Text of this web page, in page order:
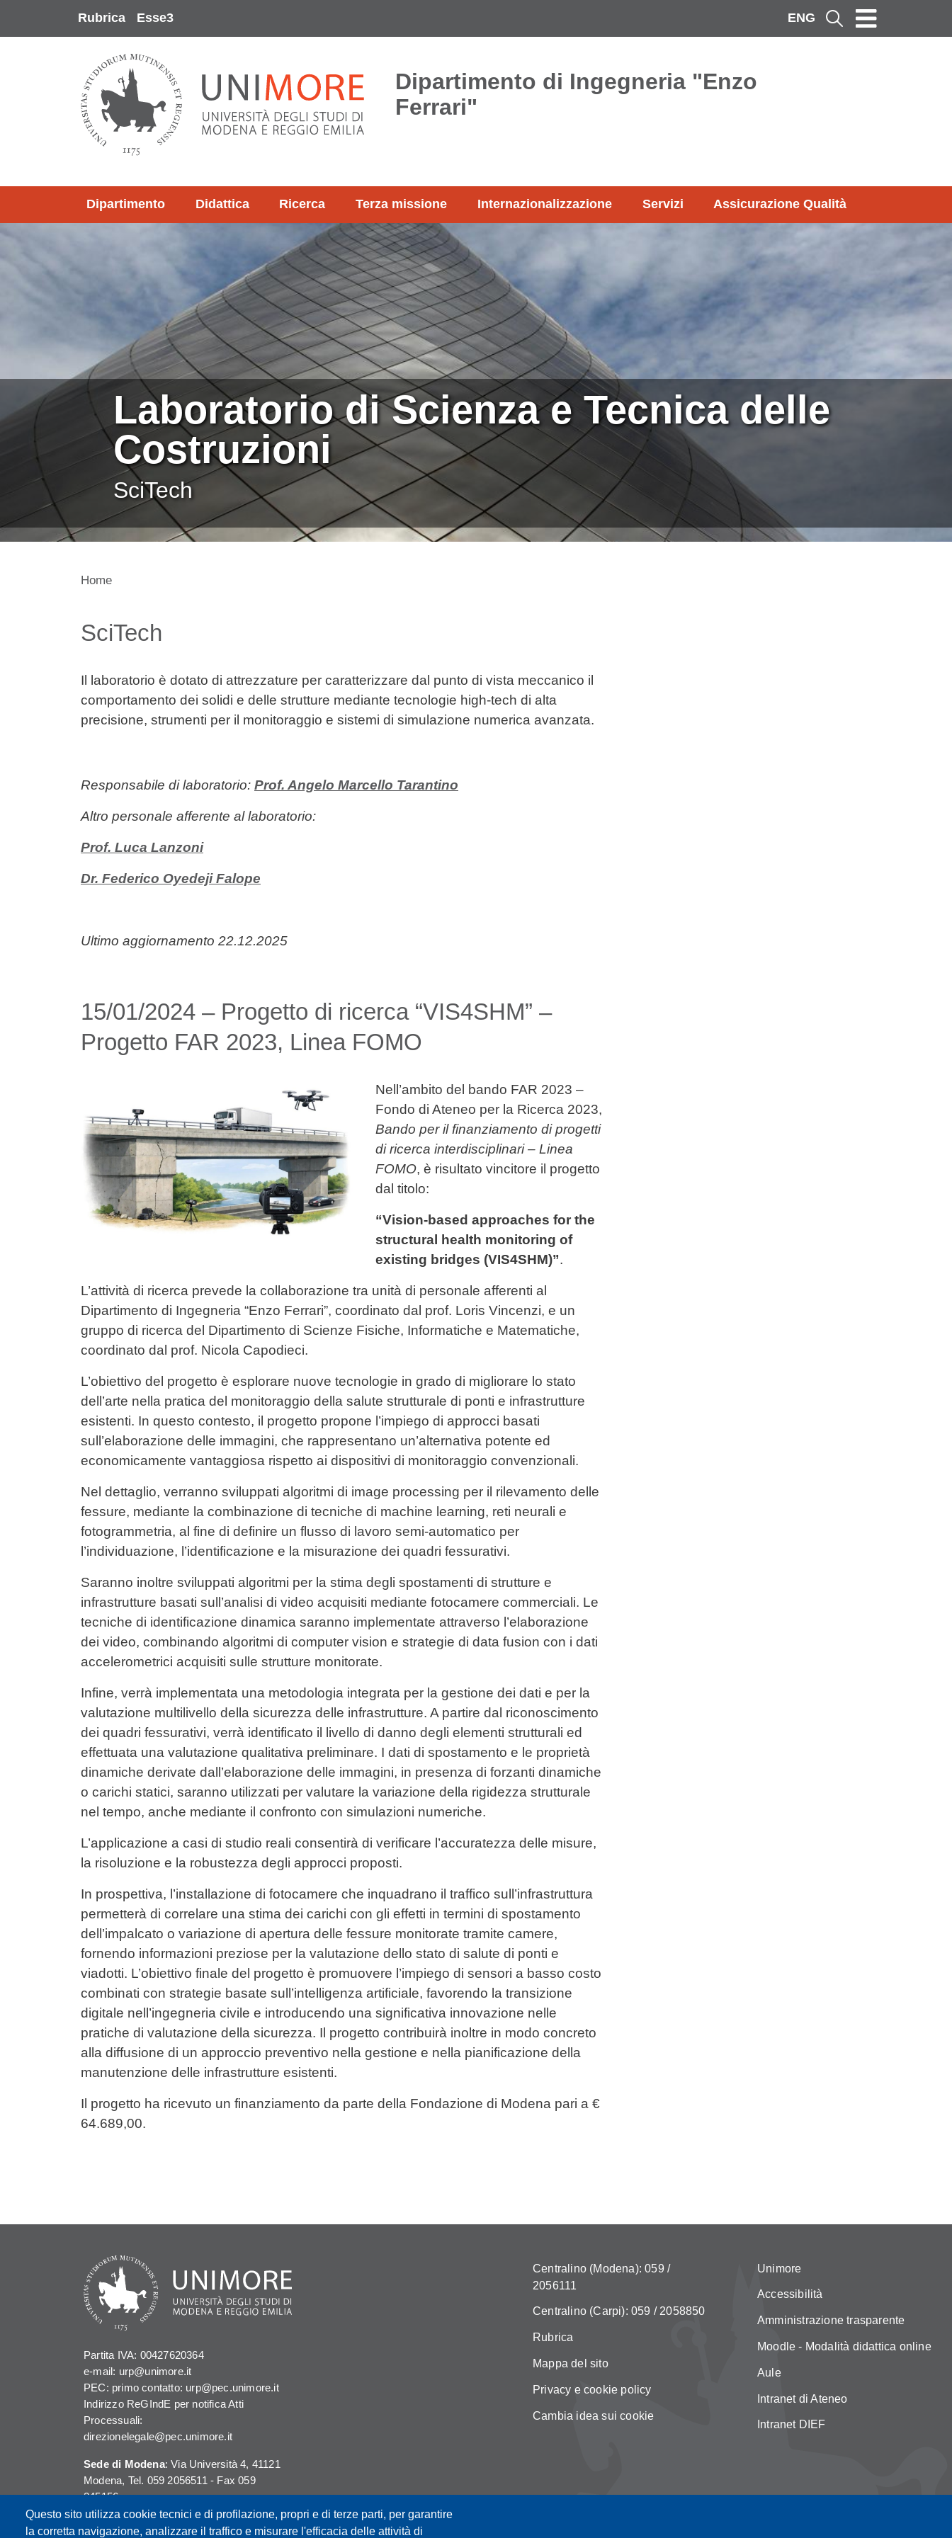
Rubrica Esse3 ENG Cerca
Dipartimento di Ingegneria "Enzo
Ferrari"
Dipartimento Didattica Ricerca Terza missione Internazionalizzazione Servizi
Assicurazione Qualità
Laboratorio di Scienza e Tecnica delle
Costruzioni
SciTech
Home
Contenuto
SciTech
Il laboratorio è dotato di attrezzature per caratterizzare dal punto di vista meccanico il
comportamento dei solidi e delle strutture mediante tecnologie high-tech di alta
precisione, strumenti per il monitoraggio e sistemi di simulazione numerica avanzata.
Responsabile di laboratorio: Prof. Angelo Marcello Tarantino
Altro personale afferente al laboratorio:
Prof. Luca Lanzoni
Dr. Federico Oyedeji Falope
Ultimo aggiornamento 22.12.2025
15/01/2024 – Progetto di ricerca “VIS4SHM” –
Progetto FAR 2023, Linea FOMO
Nell’ambito del bando FAR 2023 –
Fondo di Ateneo per la Ricerca 2023,
Bando per il finanziamento di progetti
di ricerca interdisciplinari – Linea
FOMO, è risultato vincitore il progetto
dal titolo:
“Vision-based approaches for the
structural health monitoring of
existing bridges (VIS4SHM)”.
L’attività di ricerca prevede la collaborazione tra unità di personale afferenti al
Dipartimento di Ingegneria “Enzo Ferrari”, coordinato dal prof. Loris Vincenzi, e un
gruppo di ricerca del Dipartimento di Scienze Fisiche, Informatiche e Matematiche,
coordinato dal prof. Nicola Capodieci.
L’obiettivo del progetto è esplorare nuove tecnologie in grado di migliorare lo stato
dell’arte nella pratica del monitoraggio della salute strutturale di ponti e infrastrutture
esistenti. In questo contesto, il progetto propone l’impiego di approcci basati
sull’elaborazione delle immagini, che rappresentano un’alternativa potente ed
economicamente vantaggiosa rispetto ai dispositivi di monitoraggio convenzionali.
Nel dettaglio, verranno sviluppati algoritmi di image processing per il rilevamento delle
fessure, mediante la combinazione di tecniche di machine learning, reti neurali e
fotogrammetria, al fine di definire un flusso di lavoro semi-automatico per
l’individuazione, l’identificazione e la misurazione dei quadri fessurativi.
Saranno inoltre sviluppati algoritmi per la stima degli spostamenti di strutture e
infrastrutture basati sull’analisi di video acquisiti mediante fotocamere commerciali. Le
tecniche di identificazione dinamica saranno implementate attraverso l’elaborazione
dei video, combinando algoritmi di computer vision e strategie di data fusion con i dati
accelerometrici acquisiti sulle strutture monitorate.
Infine, verrà implementata una metodologia integrata per la gestione dei dati e per la
valutazione multilivello della sicurezza delle infrastrutture. A partire dal riconoscimento
dei quadri fessurativi, verrà identificato il livello di danno degli elementi strutturali ed
effettuata una valutazione qualitativa preliminare. I dati di spostamento e le proprietà
dinamiche derivate dall’elaborazione delle immagini, in presenza di forzanti dinamiche
o carichi statici, saranno utilizzati per valutare la variazione della rigidezza strutturale
nel tempo, anche mediante il confronto con simulazioni numeriche.
L’applicazione a casi di studio reali consentirà di verificare l’accuratezza delle misure,
la risoluzione e la robustezza degli approcci proposti.
In prospettiva, l’installazione di fotocamere che inquadrano il traffico sull’infrastruttura
permetterà di correlare una stima dei carichi con gli effetti in termini di spostamento
dell’impalcato o variazione di apertura delle fessure monitorate tramite camere,
fornendo informazioni preziose per la valutazione dello stato di salute di ponti e
viadotti. L’obiettivo finale del progetto è promuovere l’impiego di sensori a basso costo
combinati con strategie basate sull’intelligenza artificiale, favorendo la transizione
digitale nell’ingegneria civile e introducendo una significativa innovazione nelle
pratiche di valutazione della sicurezza. Il progetto contribuirà inoltre in modo concreto
alla diffusione di un approccio preventivo nella gestione e nella pianificazione della
manutenzione delle infrastrutture esistenti.
Il progetto ha ricevuto un finanziamento da parte della Fondazione di Modena pari a €
64.689,00.
Questo sito utilizza cookie tecnici e di profilazione, propri e di terze parti, per garantire
la corretta navigazione, analizzare il traffico e misurare l'efficacia delle attività di
Partita IVA: 00427620364
e-mail: urp@unimore.it
PEC: primo contatto: urp@pec.unimore.it
Indirizzo ReGIndE per notifica Atti
Processuali:
direzionelegale@pec.unimore.it
Sede di Modena: Via Università 4, 41121
Modena, Tel. 059 2056511 - Fax 059
245156
Sede di Reggio Emilia
: Viale A. Allegri 9,
Centralino (Modena): 059 /
2056111
Centralino (Carpi): 059 / 2058850
Rubrica
Mappa del sito
Privacy e cookie policy
Cambia idea sui cookie
Unimore
Accessibilità
Amministrazione trasparente
Moodle - Modalità didattica online
Aule
Intranet di Ateneo
Intranet DIEF